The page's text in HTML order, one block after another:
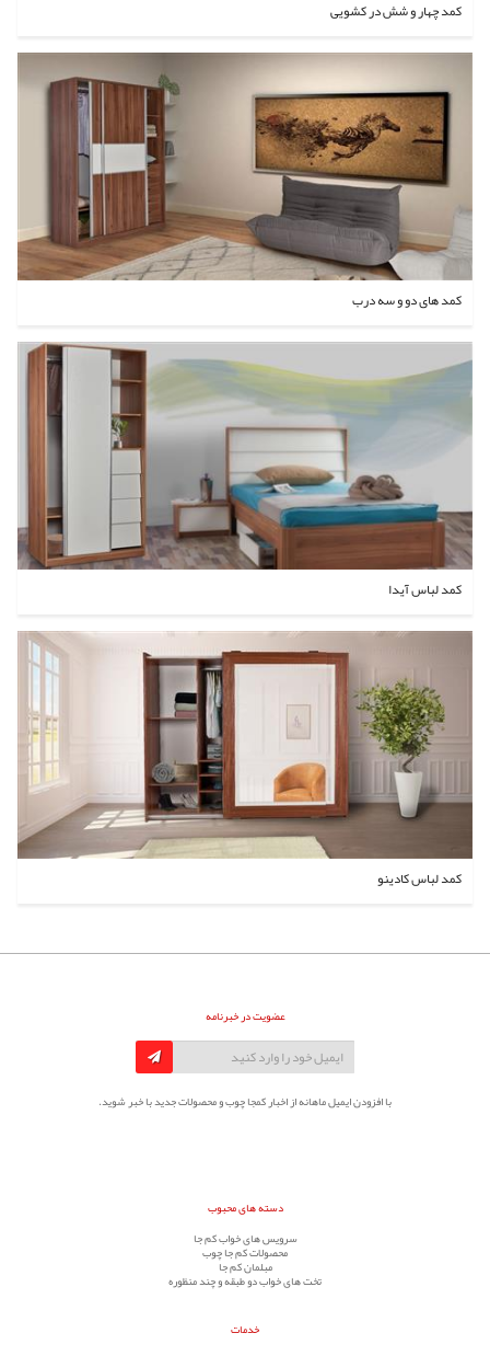
کمد چهار و شش در کشویی
کمد های دو و سه درب
کمد لباس آیدا
کمد لباس کادینو
عضویت در خبرنامه
با افزودن ایمیل ماهانه از اخبار کمجا چوب و محصولات جدید با خبر شوید.
دسته های محبوب
سرویس های خواب کم جا
محصولات کم جا چوب
مبلمان کم جا
تخت های خواب دو طبقه و چند منظوره
خدمات